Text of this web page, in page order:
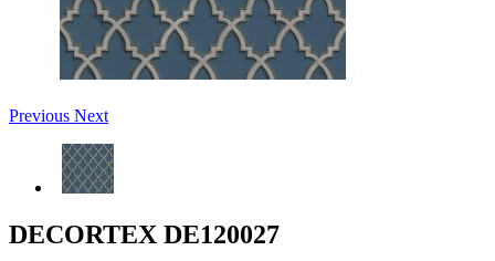
Previous Next
DECORTEX DE120027